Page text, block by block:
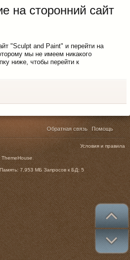
на сторонний сайт
"Sculpt and Paint" и перейти на
мы не имеем никакого
ниже, чтобы перейти к
Обратная связь Помощь
Условия и правила
ThemeHouse.
Память: 7,953 МБ Запросов к БД: 5